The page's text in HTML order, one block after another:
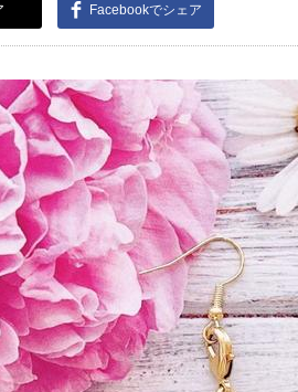
Facebookでシェア